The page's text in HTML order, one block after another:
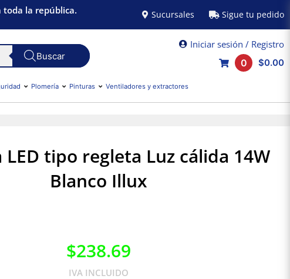
toda la república. Sucursales Sigue tu pedido
Iniciar sesión / Registro
0
$0.00
Plomería Pinturas Ventiladores y extractores
LED tipo regleta Luz cálida 14W
Blanco Illux
$238.69
IVA INCLUIDO